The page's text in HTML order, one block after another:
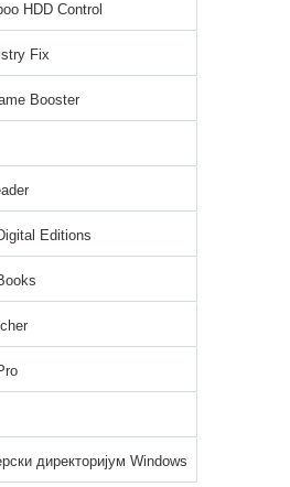
HDD Control
Fix
Booster
Editions
директоријум Windows